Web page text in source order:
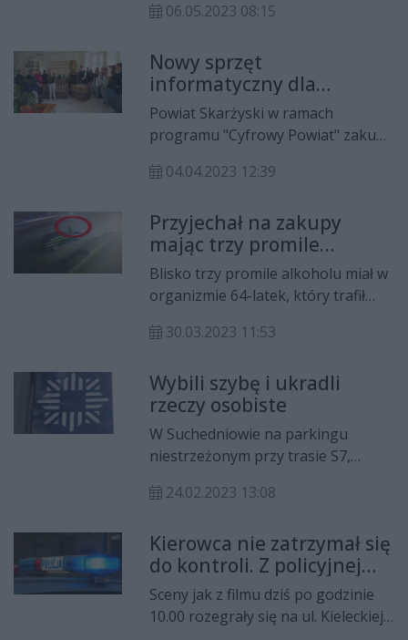
w Skarżysku-Kamiennej po
Intercity znajdą tam zatrudnienie.
06.05.2023 08:15
Nowy sprzęt
informatyczny dla
skarżyskich jednostek
samorządowych
Powiat Skarżyski w ramach
programu "Cyfrowy Powiat" zakupił
73 tys. zł.
04.04.2023 12:39
Przyjechał na zakupy
mając trzy promile
alkoholu
Blisko trzy promile alkoholu miał w
organizmie 64-latek, który trafił
suchedniowskich policjantów.
na zakupy zauważył jeden z
klientów i zawiadomił stróżów
prawa.
30.03.2023 11:53
Wybili szybę i ukradli
rzeczy osobiste
W Suchedniowie na parkingu
niestrzeżonym przy trasie S7,
wybiciu szyby w drzwiach
z jego wnętrza, dokonali kradzieży
plecaka z rzeczami osobistymi 58-
latka. Mężczyzna oszacował
wartość strat na kwotę 380 złotych.
24.02.2023 13:08
Kierowca nie zatrzymał się
do kontroli. Z policyjnej
broni padły strzały
Sceny jak z filmu dziś po godzinie
10.00 rozegrały się na ul. Kieleckiej